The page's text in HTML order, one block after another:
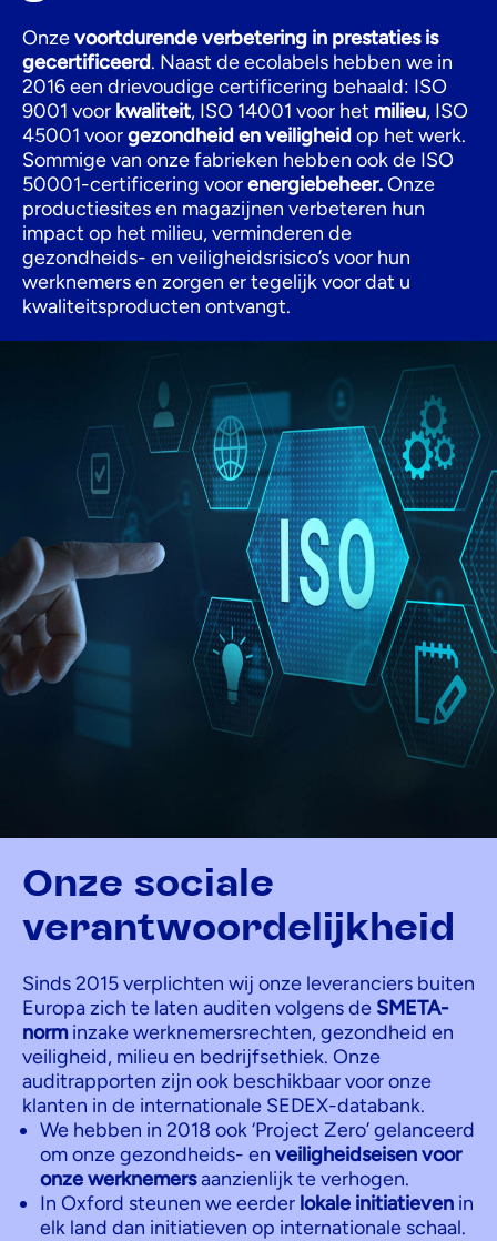
Onzevoortdurende verbetering in prestaties is
gecertificeerd. Naast de ecolabels hebben we in
2016 een drievoudige certificering behaald: ISO
9001 voor kwaliteit, ISO 14001 voor het milieu, ISO
45001 voorgezondheid en veiligheidop het werk.
Sommige van onze fabrieken hebben ook de ISO
50001-certificering voorenergiebeheer.Onze
productiesites en magazijnen verbeteren hun
impact op het milieu, verminderen de
gezondheids- en veiligheidsrisico’s voor hun
werknemers en zorgen er tegelijk voor dat u
kwaliteitsproducten ontvangt.
Onze sociale
verantwoordelijkheid
Sinds 2015 verplichten wij onze leveranciers buiten
Europa zich te laten auditen volgens de SMETA-
norminzake werknemersrechten, gezondheid en
veiligheid, milieu en bedrijfsethiek. Onze
auditrapporten zijn ook beschikbaar voor onze
klanten in de internationale SEDEX-databank.
We hebben in 2018 ook ‘Project Zero’ gelanceerd
om onze gezondheids- en veiligheidseisen voor
onze werknemersaanzienlijk te verhogen.
In Oxford steunen we eerder lokale initiatieven in
elk land dan initiatieven op internationale schaal.